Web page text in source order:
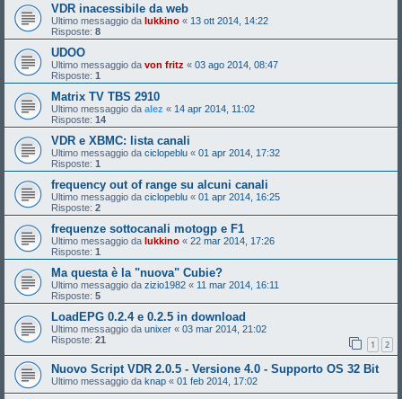
VDR inacessibile da web
Ultimo messaggio da lukkino « 13 ott 2014, 14:22
Risposte: 8
UDOO
Ultimo messaggio da von fritz « 03 ago 2014, 08:47
Risposte: 1
Matrix TV TBS 2910
Ultimo messaggio da alez « 14 apr 2014, 11:02
Risposte: 14
VDR e XBMC: lista canali
Ultimo messaggio da ciclopeblu « 01 apr 2014, 17:32
Risposte: 1
frequency out of range su alcuni canali
Ultimo messaggio da ciclopeblu « 01 apr 2014, 16:25
Risposte: 2
frequenze sottocanali motogp e F1
Ultimo messaggio da lukkino « 22 mar 2014, 17:26
Risposte: 1
Ma questa è la "nuova" Cubie?
Ultimo messaggio da zizio1982 « 11 mar 2014, 16:11
Risposte: 5
LoadEPG 0.2.4 e 0.2.5 in download
Ultimo messaggio da unixer « 03 mar 2014, 21:02
Risposte: 21 1 2
Nuovo Script VDR 2.0.5 - Versione 4.0 - Supporto OS 32 Bit
Ultimo messaggio da knap « 01 feb 2014, 17:02